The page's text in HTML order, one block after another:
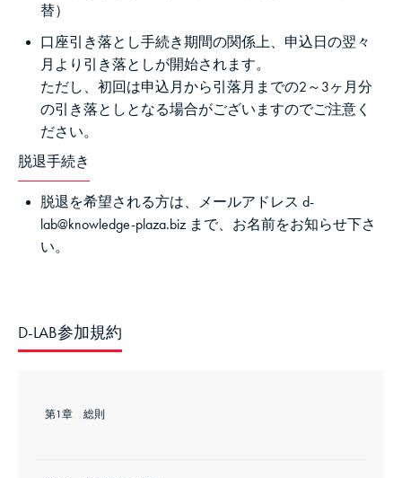
替）
口座引き落とし手続き期間の関係上、申込日の翌々
月より引き落としが開始されます。
ただし、初回は申込月から引落月までの2～3ヶ月分
の引き落としとなる場合がございますのでご注意く
ださい。
脱退手続き
脱退を希望される方は、メールアドレス d-
lab@knowledge-plaza.biz まで、お名前をお知らせ下さ
い。
D-LAB参加規約
第1章 総則